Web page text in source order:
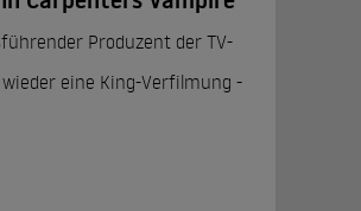
Produzent der TV-
wieder eine King-Verfilmung -